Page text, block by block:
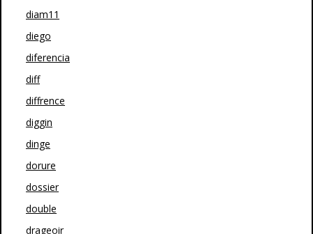
diam11
diego
diferencia
diff
diffrence
diggin
dinge
dorure
dossier
double
drageoir